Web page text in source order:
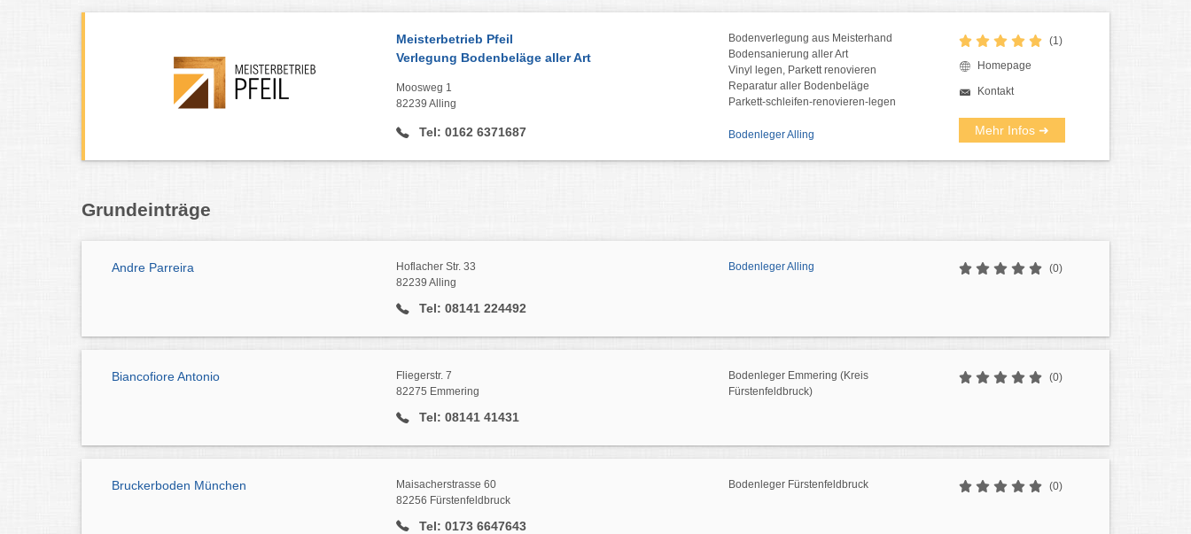
Meisterbetrieb Pfeil
Verlegung Bodenbeläge aller Art
Moosweg 1
82239 Alling
Tel: 0162 6371687
Bodenverlegung aus Meisterhand
Bodensanierung aller Art
Vinyl legen, Parkett renovieren
Reparatur aller Bodenbeläge
Parkett-schleifen-renovieren-legen
Bodenleger Alling
(1)
Homepage
Kontakt
Mehr Infos ➜
Grundeinträge
Andre Parreira
Hoflacher Str. 33
82239 Alling
Tel: 08141 224492
Bodenleger Alling (0)
Biancofiore Antonio
Fliegerstr. 7
82275 Emmering
Tel: 08141 41431
Bodenleger Emmering (Kreis
Fürstenfeldbruck)
(0)
Bruckerboden München
Maisacherstrasse 60
82256 Fürstenfeldbruck
Tel: 0173 6647643
Bodenleger Fürstenfeldbruck (0)